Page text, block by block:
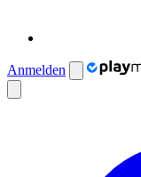
Anmelden